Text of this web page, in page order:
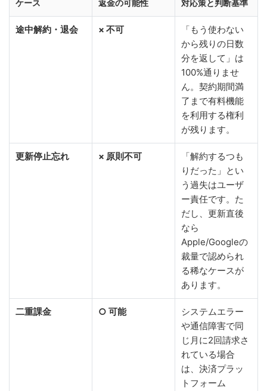
ケース 返金の可能性 対応策と判断基準
途中解約・退会 × 不可
「もう使わない
から残りの日数
分を返して」は
100%通りませ
ん。契約期間満
了まで有料機能
を利用する権利
が残ります。
更新停止忘れ × 原則不可
「解約するつも
りだった」とい
う過失はユーザ
ー責任です。た
だし、更新直後
なら
Apple/Googleの
裁量で認められ
る稀なケースが
あります。
二重課金 ○ 可能
システムエラー
や通信障害で同
じ月に2回請求さ
れている場合
は、決済プラッ
トフォーム